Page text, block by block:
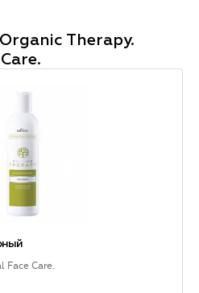
Organic Therapy.
Face Care.